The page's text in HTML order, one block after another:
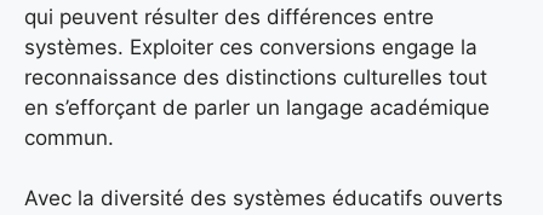
qui peuvent résulter des différences entre
systèmes. Exploiter ces conversions engage la
reconnaissance des distinctions culturelles tout
en s’efforçant de parler un langage académique
commun.
Avec la diversité des systèmes éducatifs ouverts